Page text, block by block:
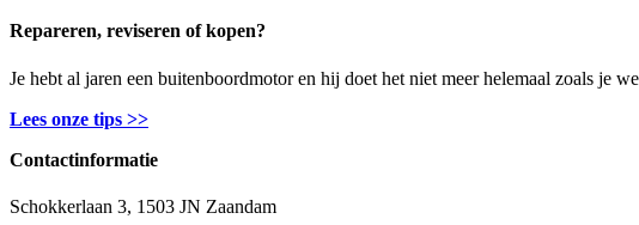
Repareren, reviseren of kopen?
Je hebt al jaren een buitenboordmotor en hij doet het niet meer helemaal zoals je
Lees onze tips >>
Contactinformatie
Schokkerlaan 3, 1503 JN Zaandam